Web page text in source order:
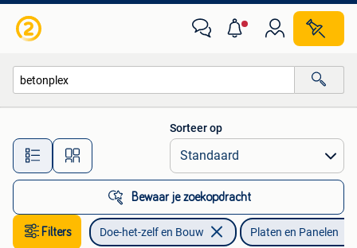
Alle afstanden…
Sorteer op
Bewaar je zoekopdracht
Filters Doe-het-zelf en Bouw Platen en Panelen